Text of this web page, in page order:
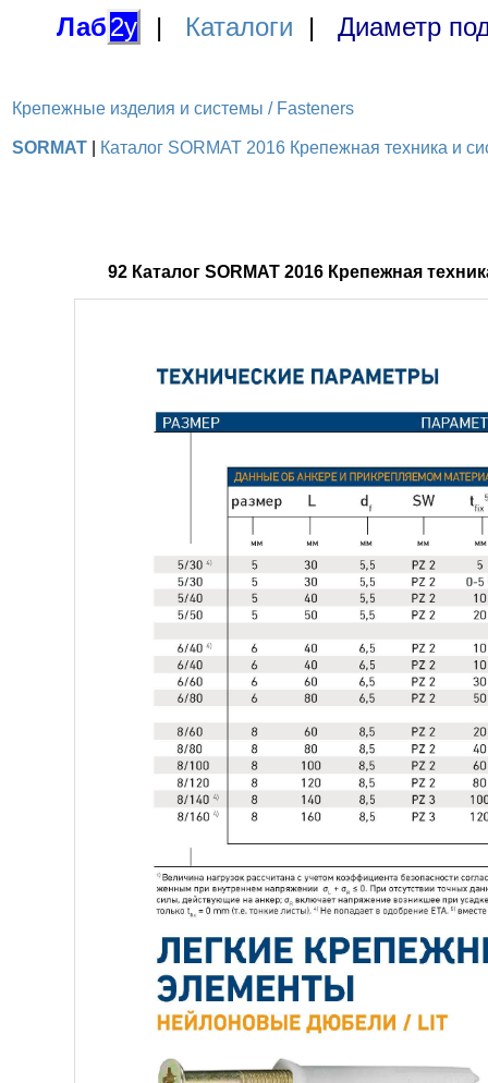
Лаб2у | Каталоги | Диаметр
Крепежные изделия и системы / Fasteners
SORMAT Каталог SORMAT 2016 Крепежная техника и
92 Каталог SORMAT 2016 Крепежная